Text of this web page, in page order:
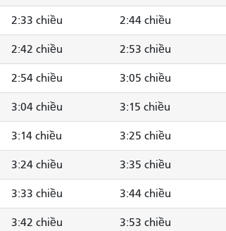
2:33 chiều 2:44 chiều
2:42 chiều 2:53 chiều
2:54 chiều 3:05 chiều
3:04 chiều 3:15 chiều
3:14 chiều 3:25 chiều
3:24 chiều 3:35 chiều
3:33 chiều 3:44 chiều
3:42 chiều 3:53 chiều